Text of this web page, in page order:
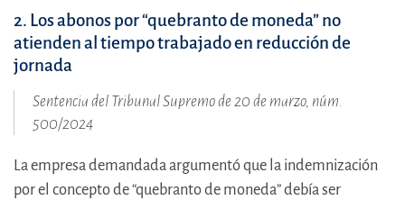
2. Los abonos por “quebranto de moneda” no
atienden al tiempo trabajado en reducción de
jornada
Sentencia del Tribunal Supremo de 20 de marzo, núm.
500/2024
La empresa demandada argumentó que la indemnización
por el concepto de “quebranto de moneda” debía ser